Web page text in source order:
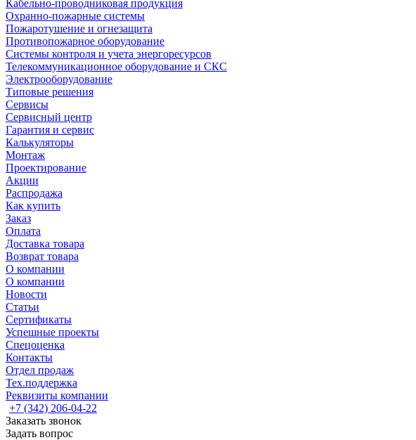
Кабельно-проводниковая продукция
Охранно-пожарные системы
Пожаротушение и огнезащита
Противопожарное оборудование
Системы контроля и учета энергоресурсов
Телекоммуникационное оборудование и СКС
Электрооборудование
Типовые решения
Сервисы
Сервисный центр
Гарантия и сервис
Калькуляторы
Монтаж
Проектирование
Акции
Распродажа
Как купить
Заказ
Оплата
Доставка товара
Возврат товара
О компании
О компании
Новости
Статьи
Сертификаты
Успешные проекты
Спецоценка
Контакты
Отдел продаж
Тех.поддержка
Реквизиты компании
+7 (342) 206-04-22
Заказать звонок
Задать вопрос